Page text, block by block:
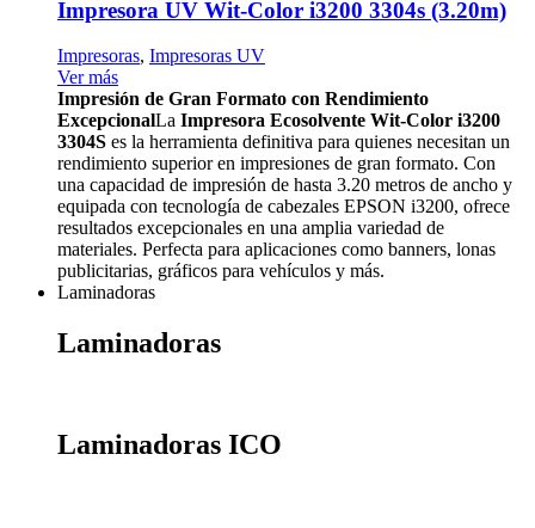
Impresora UV Wit-Color i3200 3304s (3.20m)
Impresoras, Impresoras UV
Ver más
Impresión de Gran Formato con Rendimiento
ExcepcionalLa Impresora Ecosolvente Wit-Color i3200
3304S es la herramienta definitiva para quienes necesitan un
rendimiento superior en impresiones de gran formato. Con
una capacidad de impresión de hasta 3.20 metros de ancho y
equipada con tecnología de cabezales EPSON i3200, ofrece
resultados excepcionales en una amplia variedad de
materiales. Perfecta para aplicaciones como banners, lonas
publicitarias, gráficos para vehículos y más.
Laminadoras
Laminadoras
Laminadoras ICO